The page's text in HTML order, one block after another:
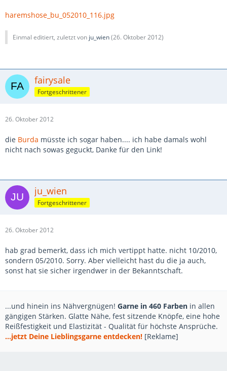
haremshose_bu_052010_116.jpg
Einmal editiert, zuletzt von ju_wien(26. Oktober 2012)
fairysale
Fortgeschrittener
26. Oktober 2012
die Burda müsste ich sogar haben.... ich habe damals wohl
nicht nach sowas geguckt, Danke für den Link!
ju_wien
Fortgeschrittener
26. Oktober 2012
hab grad bemerkt, dass ich mich vertippt hatte. nicht 10/2010,
sondern 05/2010. Sorry. Aber vielleicht hast du die ja auch,
sonst hat sie sicher irgendwer in der Bekanntschaft.
...und hinein ins Nähvergnügen! Garne in 460 Farben in allen
gängigen Stärken. Glatte Nähe, fest sitzende Knöpfe, eine hohe
Reißfestigkeit und Elastizität - Qualität für höchste Ansprüche.
...jetzt Deine Lieblingsgarne entdecken! [Reklame]